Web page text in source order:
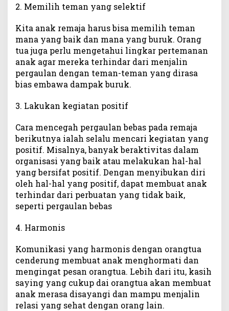
2. Memilih teman yang selektif
Kita anak remaja harus bisa memilih teman
mana yang baik dan mana yang buruk. Orang
tua juga perlu mengetahui lingkar pertemanan
anak agar mereka terhindar dari menjalin
pergaulan dengan teman-teman yang dirasa
bias embawa dampak buruk.
3. Lakukan kegiatan positif
Cara mencegah pergaulan bebas pada remaja
berikutnya ialah selalu mencari kegiatan yang
positif. Misalnya, banyak beraktivitas dalam
organisasi yang baik atau melakukan hal-hal
yang bersifat positif. Dengan menyibukan diri
oleh hal-hal yang positif, dapat membuat anak
terhindar dari perbuatan yang tidak baik,
seperti pergaulan bebas
4. Harmonis
Komunikasi yang harmonis dengan orangtua
cenderung membuat anak menghormati dan
mengingat pesan orangtua. Lebih dari itu, kasih
saying yang cukup dai orangtua akan membuat
anak merasa disayangi dan mampu menjalin
relasi yang sehat dengan orang lain.